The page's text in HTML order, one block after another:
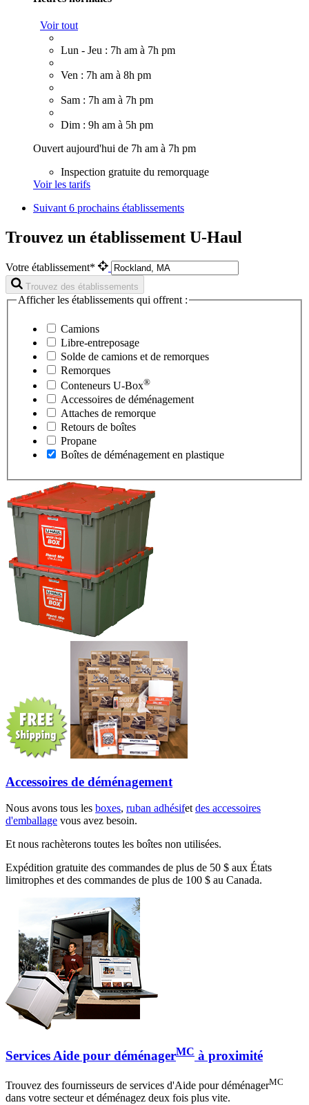
Voir tout
Lun - Jeu : 7h am à 7h pm
Ven : 7h am à 8h pm
Sam : 7h am à 7h pm
Dim : 9h am à 5h pm
Ouvert aujourd'hui de 7h am à 7h pm
Inspection gratuite du remorquage
Voir les tarifs
Suivant6 prochains établissements
Trouvez un établissement U-Haul
Votre établissement*
Trouvez des établissements
Afficher les établissements qui offrent :
Camions
Libre-entreposage
Solde de camions et de remorques
Remorques
Conteneurs U-Box®
Accessoires de déménagement
Attaches de remorque
Retours de boîtes
Propane
Boîtes de déménagement en plastique
Accessoires de déménagement
Nous avons tous les boxes, ruban adhésifet des accessoires
d'emballage vous avez besoin.
Et nous rachèterons toutes les boîtes non utilisées.
Expédition gratuite des commandes de plus de 50 $ aux États
limitrophes et des commandes de plus de 100 $ au Canada.
Services Aide pour déménagerMC à proximité
Trouvez des fournisseurs de services d'Aide pour déménagerMC
dans votre secteur et déménagez deux fois plus vite.